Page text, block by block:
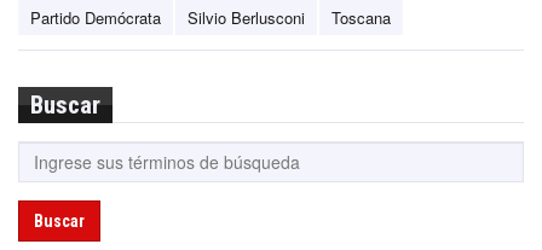
Partido Demócrata
Silvio Berlusconi Toscana
Buscar
Buscar